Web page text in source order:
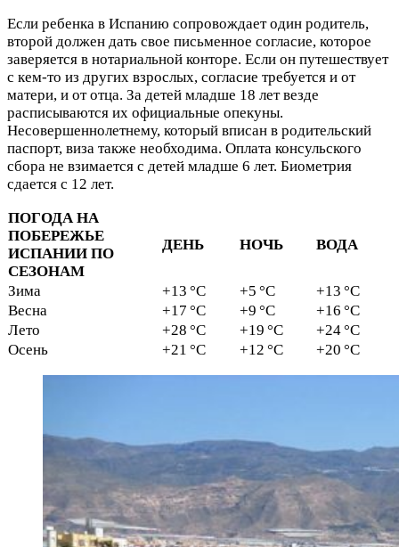
Если ребенка в Испанию сопровождает один родитель,
второй должен дать свое письменное согласие, которое
заверяется в нотариальной конторе. Если он путешествует
с кем-то из других взрослых, согласие требуется и от
матери, и от отца. За детей младше 18 лет везде
расписываются их официальные опекуны.
Несовершеннолетнему, который вписан в родительский
паспорт, виза также необходима. Оплата консульского
сбора не взимается с детей младше 6 лет. Биометрия
сдается с 12 лет.
ПОГОДА НА
ПОБЕРЕЖЬЕ
ИСПАНИИ ПО
СЕЗОНАМ
ДЕНЬ НОЧЬ ВОДА
Зима +13 °C +5 °C
+13 °C
Весна
+17 °C +9 °C
+16 °C
Лето
+28 °C +19 °C
+24 °C
Осень
+21 °C +12 °C +20 °C